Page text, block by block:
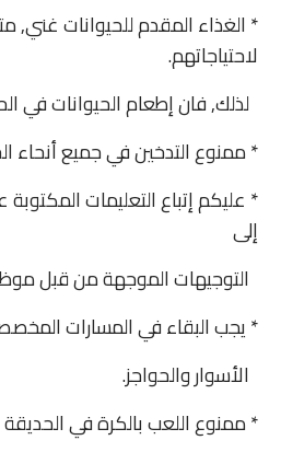
* الغذاء المقدم للحيوانات
لاحتياجاتهم.
لذلك, فان إطعام الحيوانات في
* ممنوع التدخين في جميع أنحاء
* عليكم إتباع التعليمات
إلى
التوجيهات الموجهة من قبل
* يجب البقاء في المسارات
الأسوار والحواجز.
* ممنوع اللعب بالكرة في